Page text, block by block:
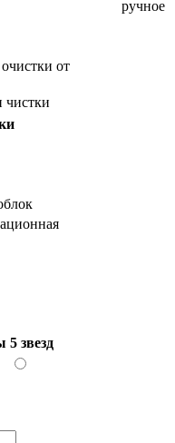
ручное
от
чистки
5 звезд